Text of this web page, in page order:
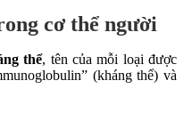
cơ thể người
thể, tên của mỗi loại được
(kháng thể) và